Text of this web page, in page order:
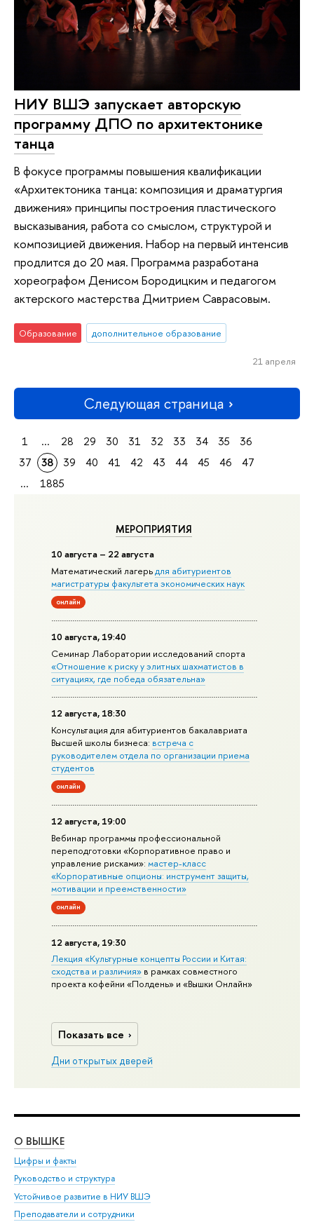
МЕРОПРИЯТИЯ
10 августа – 22 августа
Математический лагерьдля абитуриентов
магистратуры факультета экономических наук
онлайн
10 августа, 19:40
Семинар Лаборатории исследований спорта
«Отношение к риску у элитных шахматистов в
ситуациях, где победа обязательна»
12 августа, 18:30
Консультация для абитуриентов бакалавриата
Высшей школы бизнеса: встреча с
руководителем отдела по организации приема
студентов
онлайн
12 августа, 19:00
Вебинар программы профессиональной
переподготовки «Корпоративное право и
управление рисками»:мастер-класс
«Корпоративные опционы: инструмент защиты,
мотивации и преемственности»
онлайн
12 августа, 19:30
Лекция «Культурные концепты России и Китая:
сходства и различия» в рамках совместного
проекта кофейни «Полдень» и «Вышки Онлайн»
Показать все
Дни открытых дверей
НИУ ВШЭ запускает авторскую
программу ДПО по архитектонике
танца
В фокусе программы повышения квалификации
«Архитектоника танца: композиция и драматургия
движения» принципы построения пластического
высказывания, работа со смыслом, структурой и
композицией движения. Набор на первый интенсив
продлится до 20 мая. Программа разработана
хореографом Денисом Бородицким и педагогом
актерского мастерства Дмитрием Саврасовым.
Образование дополнительное образование
21 апреля
Следующая страница
1 ... 28 29 30 31 32 33 34 35
36
37
38 39 40 41 42 43 44 45 46
47
...
1885
О ВЫШКЕ
Цифры и факты
Руководство и структура
Устойчивое развитие в НИУ ВШЭ
Преподаватели и сотрудники